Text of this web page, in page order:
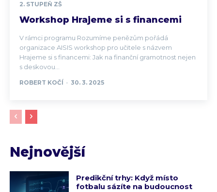
2. STUPEŇ ZŠ
Workshop Hrajeme si s financemi
V rámci programu Rozumíme penězům pořádá
organizace AISIS workshop pro učitele s názvem
Hrajeme si s financemi: Jak na finanční gramotnost nejen
s deskovou...
ROBERT KOČÍ - 30. 3. 2025
Nejnovější
Predikční trhy: Když místo
fotbalu sázíte na budoucnost